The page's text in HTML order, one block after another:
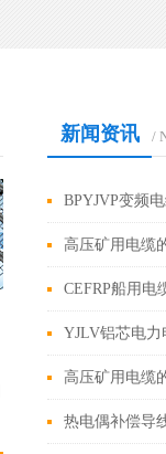
新闻资讯 /
BPYJVP变频
高压矿用电缆
CEFRP船用电
YJLV铝芯电
高压矿用电缆